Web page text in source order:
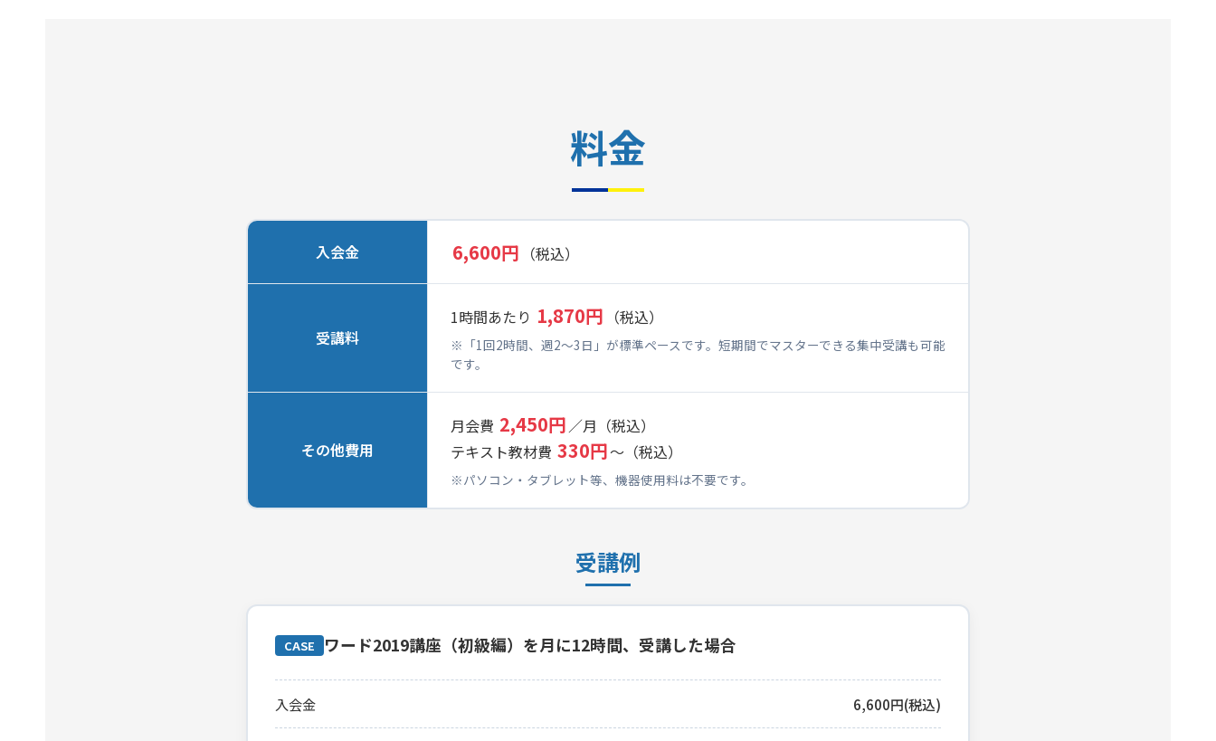
料金
入会金 6,600円 （税込）
受講料
1時間あたり 1,870円 （税込）
※「1回2時間、週2～3日」が標準ペースです。短期間でマスターできる集中受講も可能
です。
その他費用
月会費 2,450円／月（税込）
テキスト教材費 330円～（税込）
※パソコン・タブレット等、機器使用料は不要です。
受講例
CASE ワード2019講座（初級編）を月に12時間、受講した場合
入会金 6,600円(税込)